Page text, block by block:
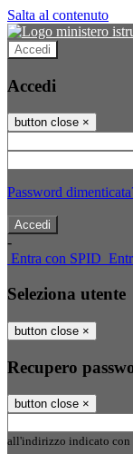
Salta al contenuto
Accedi
Accedi
button close ×
Password
-
Entra con SPID
Seleziona utente
button close ×
Recupero
button close ×
all'indirizzo indicato con